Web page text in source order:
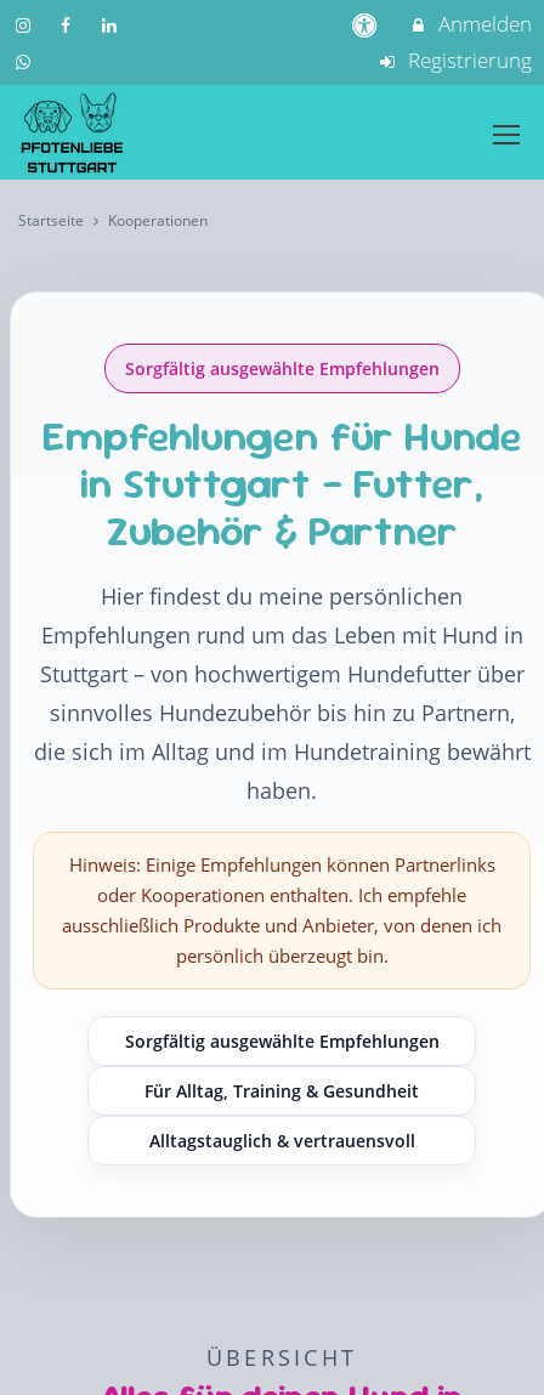
Anmelden
Registrierung
Startseite Kooperationen
Sorgfältig ausgewählte Empfehlungen
Empfehlungen für Hunde
in Stuttgart – Futter,
Zubehör & Partner
Hier findest du meine persönlichen
Empfehlungen rund um das Leben mit Hund in
Stuttgart – von hochwertigem Hundefutter über
sinnvolles Hundezubehör bis hin zu Partnern,
die sich im Alltag und im Hundetraining bewährt
haben.
Hinweis: Einige Empfehlungen können Partnerlinks
oder Kooperationen enthalten. Ich empfehle
ausschließlich Produkte und Anbieter, von denen ich
persönlich überzeugt bin.
Sorgfältig ausgewählte Empfehlungen
Für Alltag, Training & Gesundheit
Alltagstauglich & vertrauensvoll
ÜBERSICHT